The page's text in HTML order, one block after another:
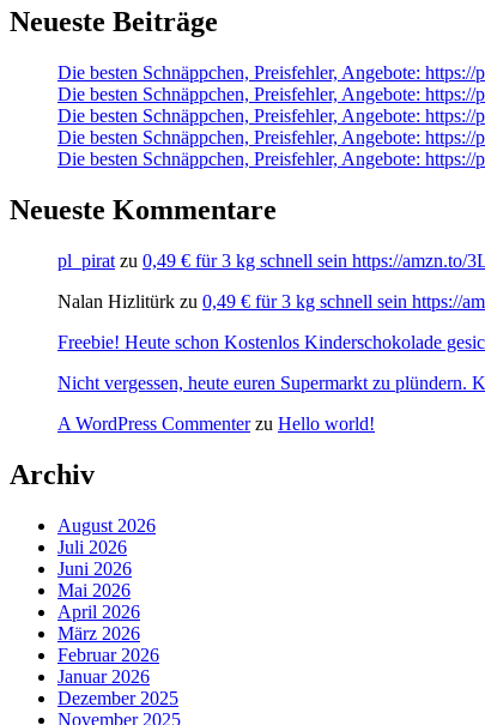
Neueste Beiträge
Die besten Schnäppchen, Preisfehler, Angebote:
Die besten Schnäppchen, Preisfehler, Angebote:
Die besten Schnäppchen, Preisfehler, Angebote:
Die besten Schnäppchen, Preisfehler, Angebote:
Die besten Schnäppchen, Preisfehler, Angebote:
Neueste Kommentare
pl_pirat zu 0,49 € für 3 kg schnell sein https://amzn.to/
Nalan Hizlitürk zu 0,49 € für 3 kg schnell sein https://
Freebie! Heute schon Kostenlos Kinderschokolade
Nicht vergessen, heute euren Supermarkt zu
A WordPress Commenterzu Hello world!
Archiv
August 2026
Juli 2026
Juni 2026
Mai 2026
April 2026
März 2026
Februar 2026
Januar 2026
Dezember 2025
November 2025